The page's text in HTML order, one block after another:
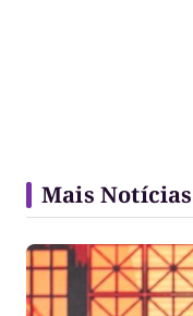
Mais Notícias